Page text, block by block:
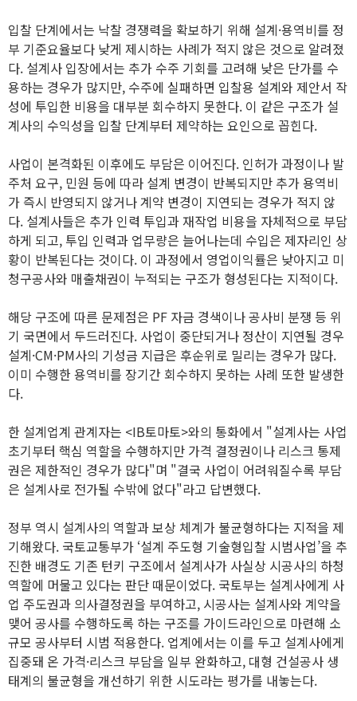
입찰 단계에서는 낙찰 경쟁력을 확보하기 위해 설계·용역비를 정
부 기준요율보다 낮게 제시하는 사례가 적지 않은 것으로 알려졌
다. 설계사 입장에서는 추가 수주 기회를 고려해 낮은 단가를 수
용하는 경우가 많지만, 수주에 실패하면 입찰용 설계와 제안서 작
성에 투입한 비용을 대부분 회수하지 못한다. 이 같은 구조가 설
계사의 수익성을 입찰 단계부터 제약하는 요인으로 꼽힌다.
사업이 본격화된 이후에도 부담은 이어진다. 인허가 과정이나 발
주처 요구, 민원 등에 따라 설계 변경이 반복되지만 추가 용역비
가 즉시 반영되지 않거나 계약 변경이 지연되는 경우가 적지 않
다. 설계사들은 추가 인력 투입과 재작업 비용을 자체적으로 부담
하게 되고, 투입 인력과 업무량은 늘어나는데 수입은 제자리인 상
황이 반복된다는 것이다. 이 과정에서 영업이익률은 낮아지고 미
청구공사와 매출채권이 누적되는 구조가 형성된다는 지적이다.
해당 구조에 따른 문제점은 PF 자금 경색이나 공사비 분쟁 등 위
기 국면에서 두드러진다. 사업이 중단되거나 정산이 지연될 경우
설계·CM·PM사의 기성금 지급은 후순위로 밀리는 경우가 많다.
이미 수행한 용역비를 장기간 회수하지 못하는 사례 또한 발생한
다.
한 설계업계 관계자는 <IB토마토>와의 통화에서 "설계사는 사업
초기부터 핵심 역할을 수행하지만 가격 결정권이나 리스크 통제
권은 제한적인 경우가 많다"며 "결국 사업이 어려워질수록 부담
은 설계사로 전가될 수밖에 없다"라고 답변했다.
정부 역시 설계사의 역할과 보상 체계가 불균형하다는 지적을 제
기해왔다. 국토교통부가 ‘설계 주도형 기술형입찰 시범사업’을 추
진한 배경도 기존 턴키 구조에서 설계사가 사실상 시공사의 하청
역할에 머물고 있다는 판단 때문이었다. 국토부는 설계사에게 사
업 주도권과 의사결정권을 부여하고, 시공사는 설계사와 계약을
맺어 공사를 수행하도록 하는 구조를 가이드라인으로 마련해 소
규모 공사부터 시범 적용한다. 업계에서는 이를 두고 설계사에게
집중돼 온 가격·리스크 부담을 일부 완화하고, 대형 건설공사 생
태계의 불균형을 개선하기 위한 시도라는 평가를 내놓는다.